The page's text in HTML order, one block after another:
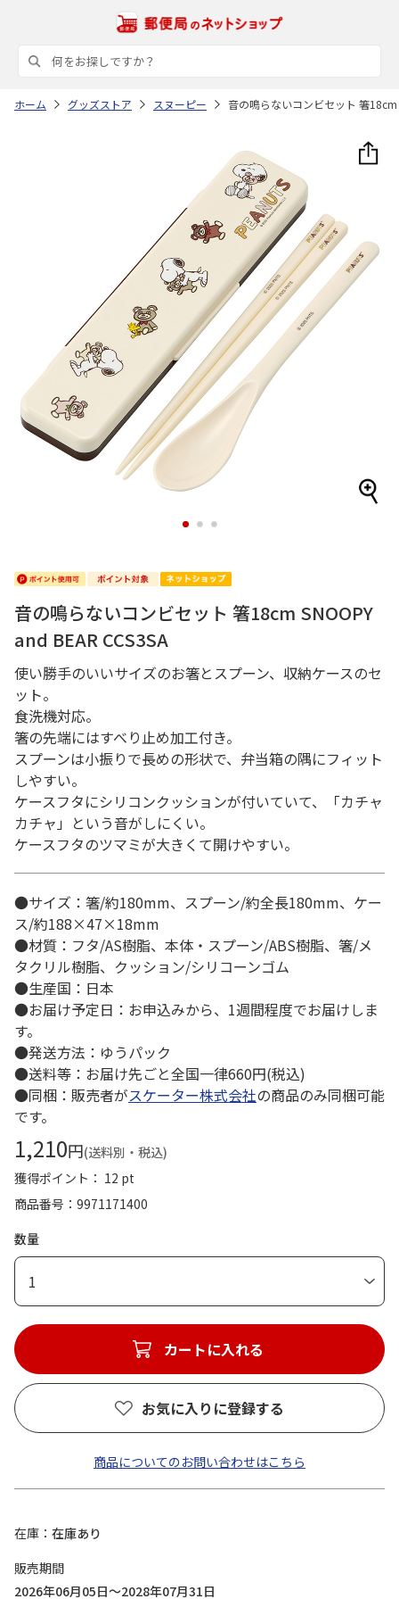
ホーム グッズストア スヌーピー 音の鳴らないコンビセット 箸18cm
1 2 3
音の鳴らないコンビセット 箸18cm SNOOPY
and BEAR CCS3SA
使い勝手のいいサイズのお箸とスプーン、収納ケースのセ
ット。
食洗機対応。
箸の先端にはすべり止め加工付き。
スプーンは小振りで長めの形状で、弁当箱の隅にフィット
しやすい。
ケースフタにシリコンクッションが付いていて、「カチャ
カチャ」という音がしにくい。
ケースフタのツマミが大きくて開けやすい。
●サイズ：箸/約180mm、スプーン/約全長180mm、ケー
ス/約188×47×18mm
●材質：フタ/AS樹脂、本体・スプーン/ABS樹脂、箸/メ
タクリル樹脂、クッション/シリコーンゴム
●生産国：日本
●お届け予定日：お申込みから、1週間程度でお届けしま
す。
●発送方法：ゆうパック
●送料等：お届け先ごと全国一律660円(税込)
●同梱：販売者がスケーター株式会社の商品のみ同梱可能
です。
1,210円(送料別・税込)
獲得ポイント： 12 pt
商品番号
9971171400
数量
1
カートに入れる
お気に入りに登録する
商品についてのお問い合わせはこちら
在庫
在庫あり
販売期間
2026年06月05日～2028年07月31日